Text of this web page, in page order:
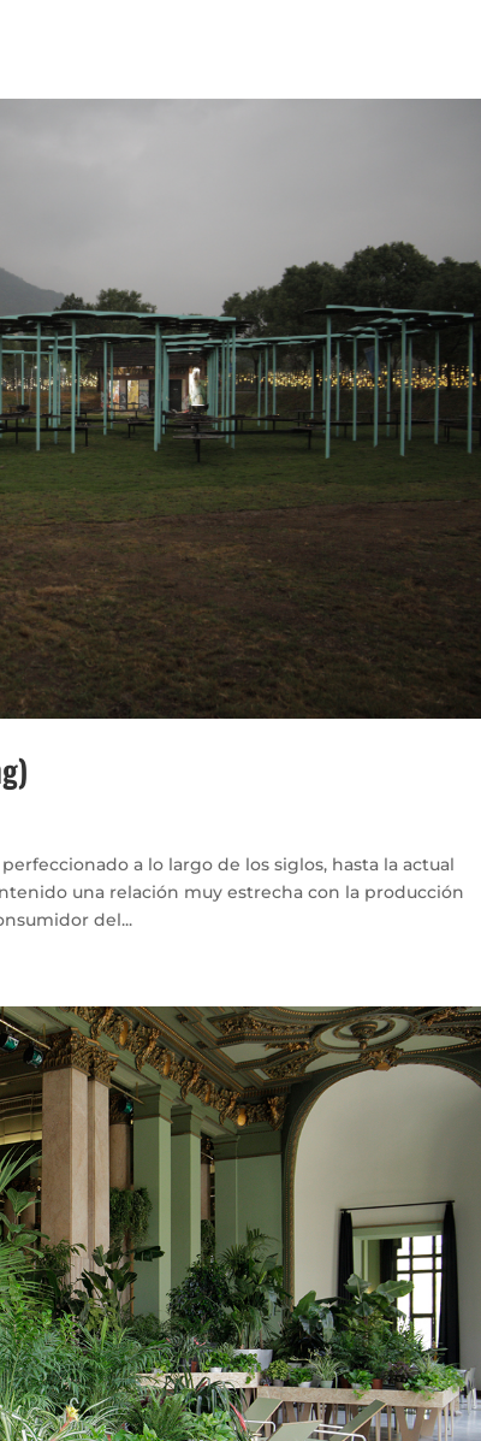
a lo largo de los siglos, hasta la actual
una relación muy estrecha con la producción
del...